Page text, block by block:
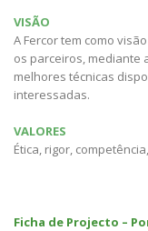
VISÃO
A Fercor tem como
os parceiros, mediante
melhores técnicas
interessadas.
VALORES
Ética, rigor,
Ficha de Projecto –